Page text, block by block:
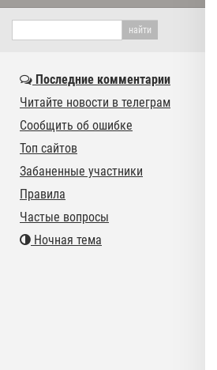
Последние комментарии
Читайте новости в телеграм
Сообщить об ошибке
Топ сайтов
Забаненные участники
Правила
Частые вопросы
Ночная тема